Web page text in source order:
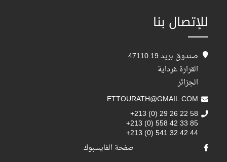
للإتصال بنا
صندوق بريد 19 47110
القرارة غرداية
الجزائر
ETTOURATH@GMAIL.COM
+213 (0) 29 26 22 58
+213 (0) 558 42 33 85
+213 (0) 541 32 42 44
صفحة الفايسبوك